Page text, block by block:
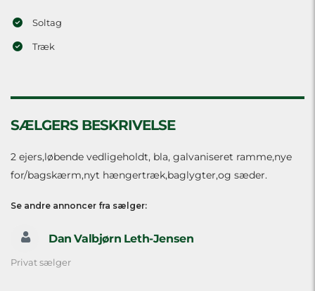
Soltag
Træk
SÆLGERS BESKRIVELSE
2 ejers,løbende vedligeholdt, bla, galvaniseret ramme,nye
for/bagskærm,nyt hængertræk,baglygter,og sæder.
Se andre annoncer fra sælger:
Dan Valbjørn Leth-Jensen
Privat sælger